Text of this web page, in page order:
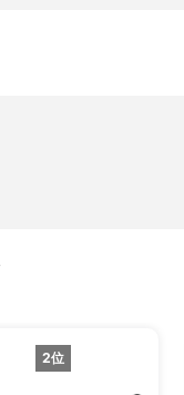
2位